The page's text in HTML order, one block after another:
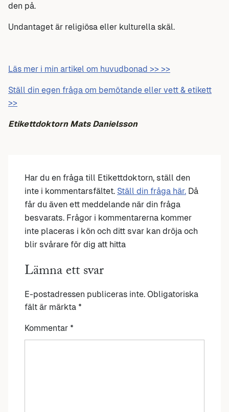
den på.
Undantaget är religiösa eller kulturella skäl.
Läs mer i min artikel om huvudbonad >> >>
Ställ din egen fråga om bemötande eller vett & etikett
>>
Etikettdoktorn Mats Danielsson
Har du en fråga till Etikettdoktorn, ställ den
inte i kommentarsfältet. Ställ din fråga här. Då
får du även ett meddelande när din fråga
besvarats. Frågor i kommentarerna kommer
inte placeras i kön och ditt svar kan dröja och
blir svårare för dig att hitta
Lämna ett svar
E-postadressen publiceras inte. Obligatoriska
fält är märkta *
Kommentar *